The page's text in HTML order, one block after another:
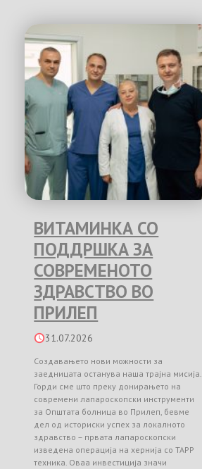
ВИТАМИНКА СО
ПОДДРШКА ЗА
СОВРЕМЕНОТО
ЗДРАВСТВО ВО
ПРИЛЕП
31.07.2026
Создавањето нови можности за
заедницата останува наша трајна мисија.
Горди сме што преку донирањето на
современи лапароскопски инструменти
за Општата болница во Прилеп, бевме
дел од историски успех за локалното
здравство – првата лапароскопски
изведена операција на хернија со TAPP
техника. Оваа инвестиција значи